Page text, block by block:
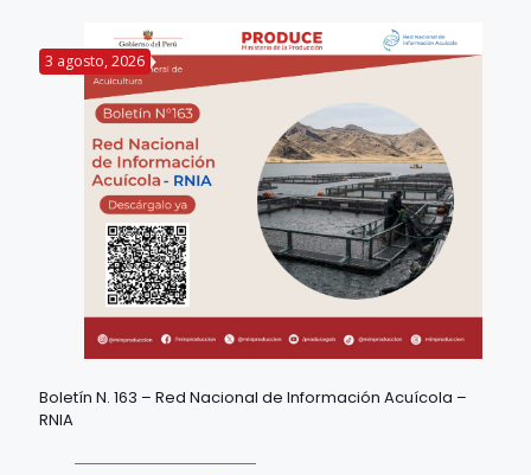
3 agosto, 2026
Boletín N. 163 – Red Nacional de Información Acuícola –
RNIA